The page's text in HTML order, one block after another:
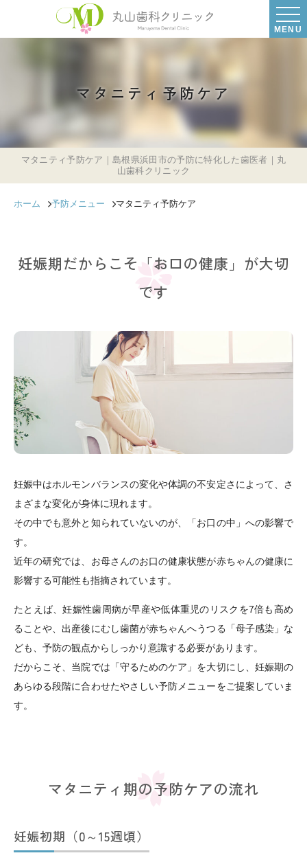
MENU
マタニティ予防ケア
マタニティ予防ケア｜島根県浜田市の予防に特化した歯医者｜丸
山歯科クリニック
ホーム 予防メニュー マタニティ予防ケア
妊娠期だからこそ「お口の健康」が大切
です
妊娠中はホルモンバランスの変化や体調の不安定さによって、さ
まざまな変化が身体に現れます。
その中でも意外と知られていないのが、「お口の中」への影響で
す。
近年の研究では、お母さんのお口の健康状態が赤ちゃんの健康に
影響する可能性も指摘されています。
たとえば、妊娠性歯周病が早産や低体重児のリスクを7倍も高め
ることや、出産後にむし歯菌が赤ちゃんへうつる「母子感染」な
ども、予防の観点からしっかり意識する必要があります。
だからこそ、当院では「守るためのケア」を大切にし、妊娠期の
あらゆる段階に合わせたやさしい予防メニューをご提案していま
す。
マタニティ期の予防ケアの流れ
妊娠初期（0～15週頃）